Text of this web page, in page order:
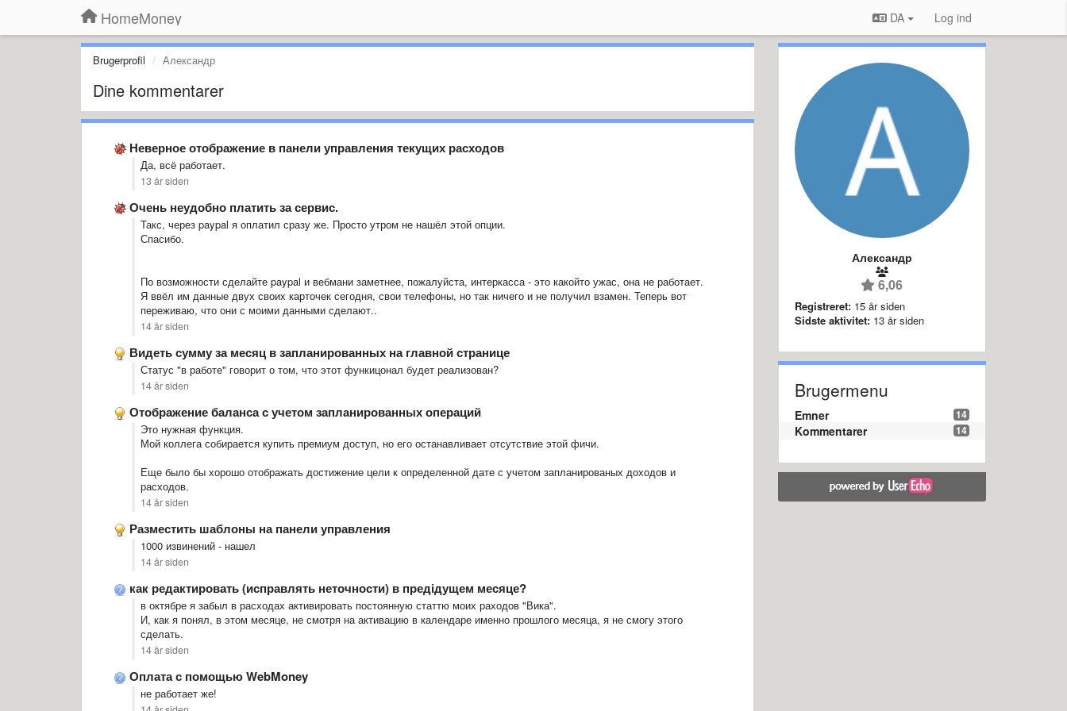
HomeMoney DA Log ind
Brugerprofil Александр
Dine kommentarer
Неверное отображение в панели управления текущих расходов
Да, всё работает.
13 år siden
Очень неудобно платить за сервис.
Такс, через paypal я оплатил сразу же. Просто утром не нашёл этой опции.
Спасибо.
По возможности сделайте paypal и вебмани заметнее, пожалуйста, интеркасса - это какойто ужас, она не работает.
Я ввёл им данные двух своих карточек сегодня, свои телефоны, но так ничего и не получил взамен. Теперь вот
переживаю, что они с моими данными сделают..
14 år siden
Видеть сумму за месяц в запланированных на главной странице
Статус "в работе" говорит о том, что этот функицонал будет реализован?
14 år siden
Отображение баланса с учетом запланированных операций
​Это нужная функция.
Мой коллега собирается купить премиум доступ, но его останавливает отсутствие этой фичи.
Еще было бы хорошо отображать достижение цели к определенной дате с учетом запланированых доходов и
расходов.
14 år siden
Разместить шаблоны на панели управления
1000 извинений - нашел
14 år siden
как редактировать (исправлять неточности) в предідущем месяце?
в октябре я забыл в расходах активировать постоянную статтю моих раходов "Вика".
И, как я понял, в этом месяце, не смотря на активацию в календаре именно прошлого месяца, я не смогу этого
сделать.
14 år siden
Оплата с помощью WebMoney
не работает же!
Александр
6,06
Registreret: 15 år siden
Sidste aktivitet: 13 år siden
Brugermenu
14
Emner
14
Kommentarer